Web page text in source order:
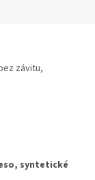
závitu,
syntetické